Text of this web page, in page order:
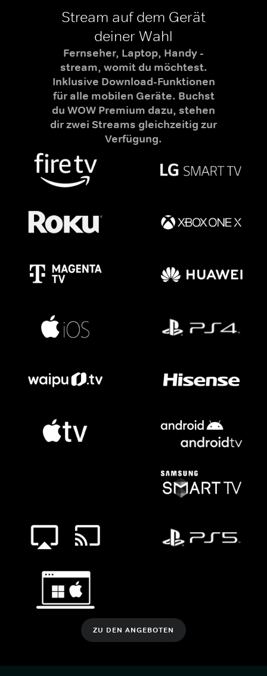
Stream auf dem Gerät
deiner Wahl
Fernseher, Laptop, Handy -
stream, womit du möchtest.
Inklusive Download-Funktionen
für alle mobilen Geräte. Buchst
du WOW Premium dazu, stehen
dir zwei Streams gleichzeitig zur
Verfügung.
ZU DEN ANGEBOTEN